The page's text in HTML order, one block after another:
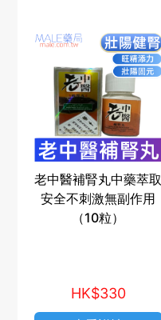
老中醫補腎丸中藥萃取
安全不刺激無副作用
（10粒）
HK$330